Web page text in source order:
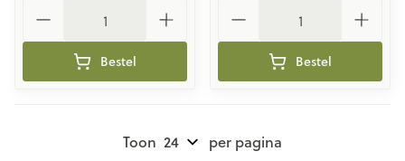
Bestel Bestel
Toon per pagina